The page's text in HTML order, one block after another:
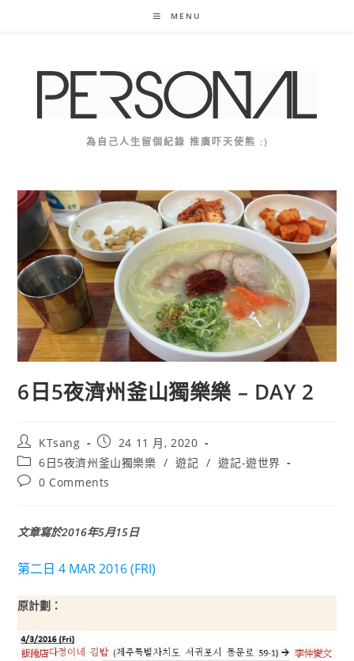
MENU
為自己人生留個紀錄 推廣吓天使熊 :)
6日5夜濟州釜山獨樂樂 – DAY 2
Post
author:
KTsang
Post
published:
24 11 月, 2020
Post
category:
6日5夜濟州釜山獨樂樂 / 遊記 / 遊記-遊世界
Post0 Comments
文章寫於2016年5月15日
第二日 4 MAR 2016 (FRI)
原計劃：